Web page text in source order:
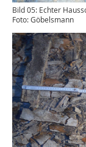
Bild 05: Echter
Foto: Göbelsmann